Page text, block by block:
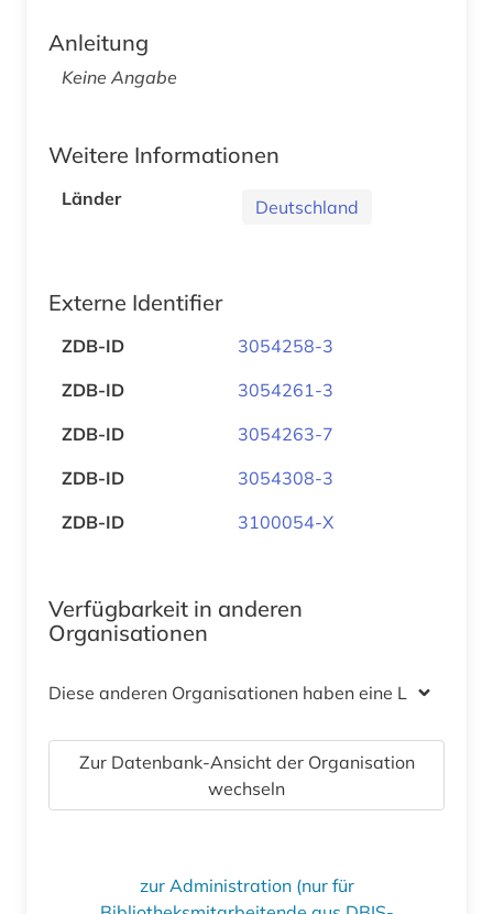
Anleitung
Keine Angabe
Weitere Informationen
Länder Deutschland
Externe Identifier
ZDB-ID
3054258-3
ZDB-ID
3054261-3
ZDB-ID
3054263-7
ZDB-ID
3054308-3
ZDB-ID
3100054-X
Verfügbarkeit in anderen
Organisationen
Diese anderen Organisationen haben eine Lizenz
Zur Datenbank-Ansicht der Organisation
wechseln
zur Administration (nur für